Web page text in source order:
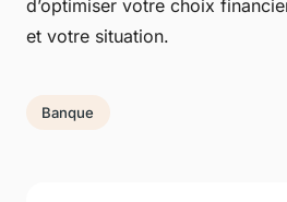
d’optimiser votre choix
et votre situation.
Banque